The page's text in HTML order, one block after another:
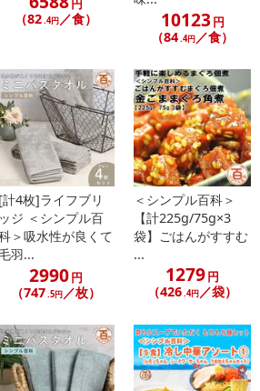
原料原産地表示制度]の経過措置期間の終
載の原産国・原材料の表記が旧表記の場
た上でお申込みください。なお、本理由
セル・返品交換は対応いたしかねます。
れております。
金合算払い、クレジットカード、dポイン
いて】
の同梱、お届けの日時指定はいたしかね
りいただけない場合、商品の再発送や返
は、お受けできません。宅配業者からの
。
円
（82.4円／食） 10123円
（84.4円／食）
[計4枚]ライフブリ
ッジ ＜シンプル百
＞吸水性が良くて
羽...
2990円
（747.5円 ／枚）
＜シンプル百科＞
【計225g/75g×3
袋】ごはんがすすむ
...
1279円
（426.4円 ／袋）